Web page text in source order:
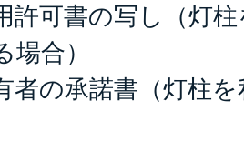
許可書の写し（灯
場合）
者の承諾書（灯柱